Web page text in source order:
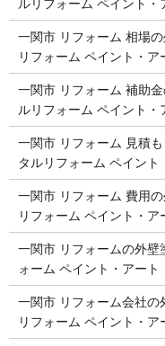
ルリフォーム ペイント・
一関市 リフォーム 相場
リフォーム ペイント・ア
一関市 リフォーム 補助
ルリフォーム ペイント・
一関市 リフォーム 見積
タルリフォーム ペイント
一関市 リフォーム 費用
リフォーム ペイント・ア
一関市 リフォームの外壁
ォーム ペイント・アート
一関市 リフォーム会社
リフォーム ペイント・ア